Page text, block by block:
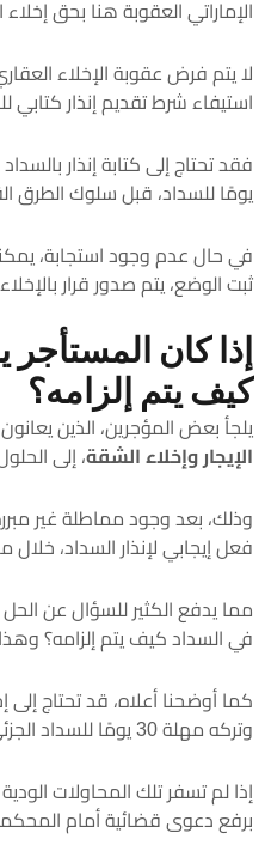
الإماراتي العقوبة هنا بحق
لا يتم فرض عقوبة الإخلاء
استيفاء شرط تقديم إنذار كتابي
يومًا للسداد، قبل سلوك الطرق
في حال عدم وجود استجابة،
ثبت الوضع، يتم صدور قرار
إذا كان
كيف يتم إلزامه؟
يلجأ بعض المؤجرين، الذين
الإيجار وإخلاء الشقة، إلى
وذلك، بعد وجود مماطلة غير
فعل إيجابي لإنذار السداد، خلال مدة 30
مما يدفع الكثير للسؤال عن الحل
في السداد كيف يتم إلزامه؟
كما أوضحنا أعلاه، قد تحتاج إلى
وتركه مهلة 30 يومًا للسداد الجزئي، أو الكلي للإيجار.
إذا لم تسفر تلك المحاولات
برفع دعوى قضائية أمام